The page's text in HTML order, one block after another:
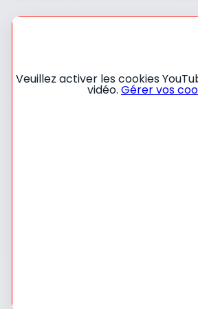
Veuillez activer les cookies
vidéo. Gérer vos